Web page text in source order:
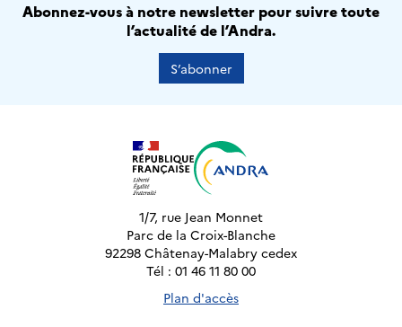
Abonnez-vous à notre newsletter pour suivre toute
l’actualité de l’Andra.
S’abonner
1/7, rue Jean Monnet
Parc de la Croix-Blanche
92298 Châtenay-Malabry cedex
Tél : 01 46 11 80 00
Plan d'accès